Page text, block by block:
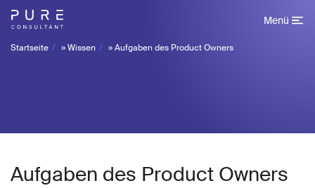
Menü
Startseite »Wissen »Aufgaben des Product Owners
Aufgaben des Product Owners